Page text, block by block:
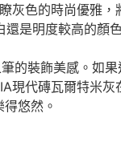
灰色的時尚優雅
是明度較高的顏
的裝飾美感。如
現代磚瓦爾特米
悠然。